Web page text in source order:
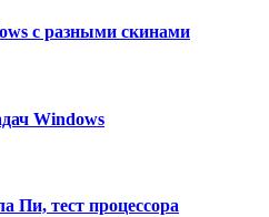
с разными скинами
Windows
Пи, тест процессора